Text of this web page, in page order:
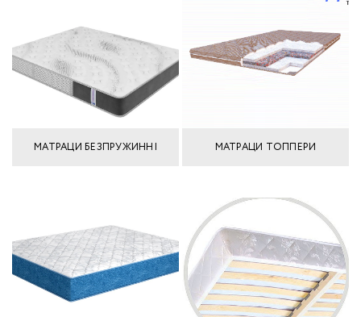
МАТРАЦИ БЕЗПРУЖИННІ МАТРАЦИ ТОППЕРИ